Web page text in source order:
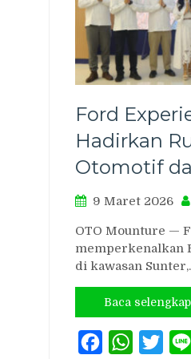
Ford
Hadirkan
Otomotif
9 Maret 2026
OTO Mounture —
memperkenalkan
di kawasan
Baca
FacebookWhatsApp